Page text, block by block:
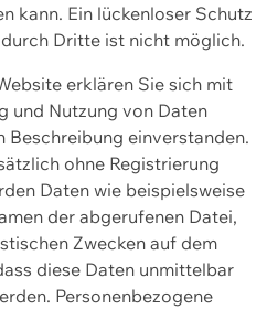
kann. Ein lückenloser Schutz
Dritte ist nicht möglich.
erklären Sie sich mit
und Nutzung von Daten
Beschreibung einverstanden.
ohne Registrierung
Daten wie beispielsweise
der abgerufenen Datei,
Zwecken auf dem
diese Daten unmittelbar
Personenbezogene